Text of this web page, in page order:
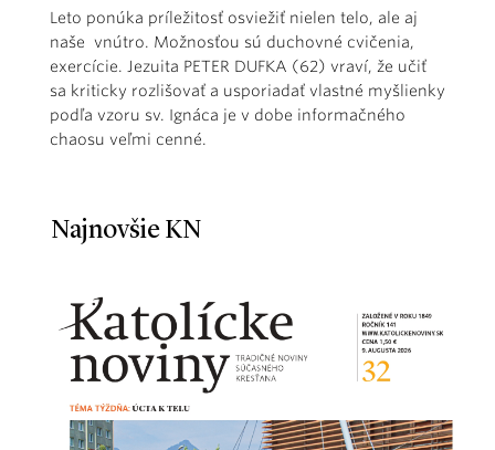
Leto ponúka príležitosť osviežiť nielen telo, ale aj
naše vnútro. Možnosťou sú duchovné cvičenia,
exercície. Jezuita PETER DUFKA (62) vraví, že učiť
sa kriticky rozlišovať a usporiadať vlastné myšlienky
podľa vzoru sv. Ignáca je v dobe informačného
chaosu veľmi cenné.
Najnovšie KN